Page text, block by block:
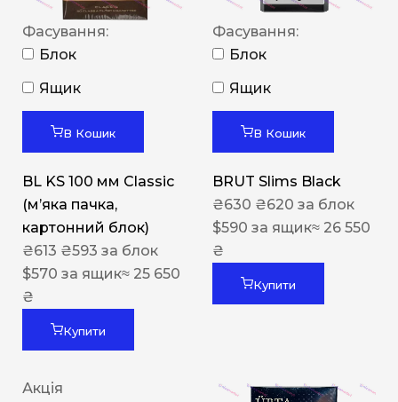
Фасування:
Блок
Ящик
В Кошик
BL KS 100 мм Classic
(м’яка пачка,
картонний блок)
₴613 ₴593 за блок
$570 за ящик≈ 25 650
₴
Купити
Фасування:
Блок
Ящик
В Кошик
BRUT Slims Black
₴630 ₴620 за блок
$590 за ящик≈ 26 550
₴
Купити
Акція